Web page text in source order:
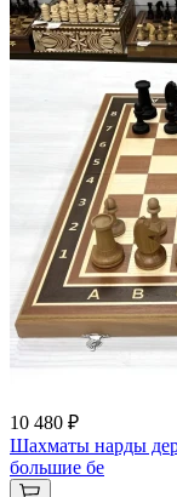
10 480 ₽
Шахматы нарды
большие бе